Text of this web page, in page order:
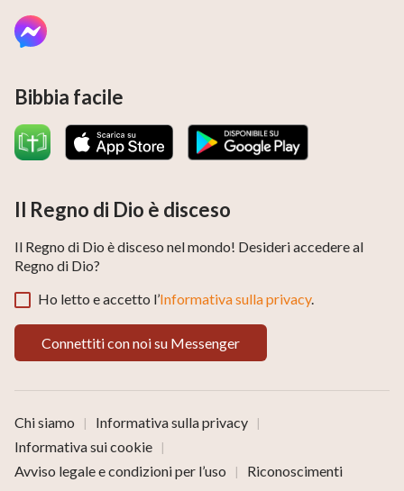
Bibbia facile
Il Regno di Dio è disceso
Il Regno di Dio è disceso nel mondo! Desideri accedere al
Regno di Dio?
Ho letto e accetto l’Informativa sulla privacy.
Connettiti con noi su Messenger
Chi siamo | Informativa sulla privacy |
Informativa sui cookie |
Avviso legale e condizioni per l’uso | Riconoscimenti